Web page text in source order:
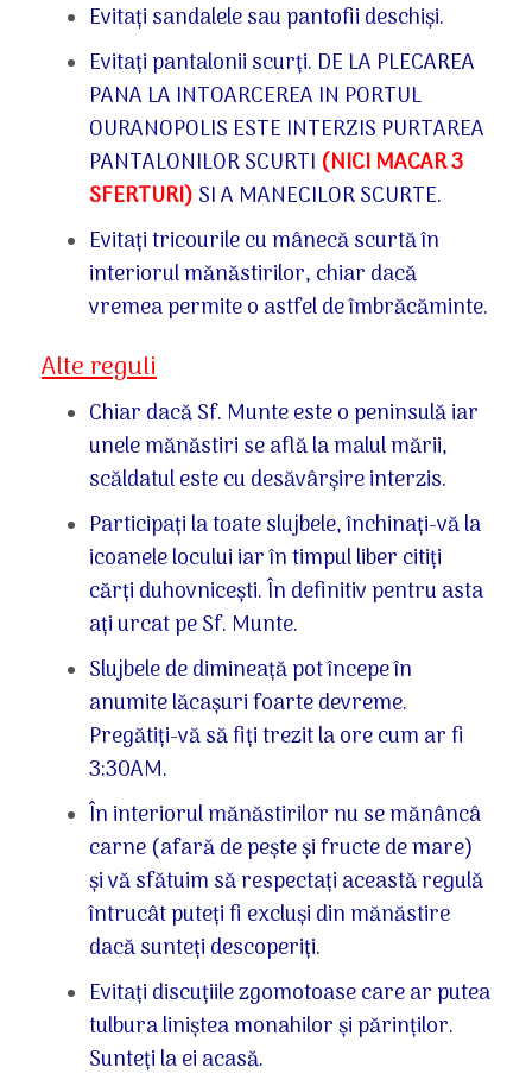
Evitați sandalele sau pantofii deschiși.
Evitați pantalonii scurți. DE LA PLECAREA
PANA LA INTOARCEREA IN PORTUL
OURANOPOLIS ESTE INTERZIS PURTAREA
PANTALONILOR SCURTI (NICI MACAR 3
SFERTURI) SI A MANECILOR SCURTE.
Evitați tricourile cu mânecă scurtă în
interiorul mănăstirilor, chiar dacă
vremea permite o astfel de îmbrăcăminte.
Alte reguli
Chiar dacă Sf. Munte este o peninsulă iar
unele mănăstiri se află la malul mării,
scăldatul este cu desăvârșire interzis.
Participați la toate slujbele, închinați-vă la
icoanele locului iar în timpul liber citiți
cărți duhovnicești. În definitiv pentru asta
ați urcat pe Sf. Munte.
Slujbele de dimineață pot începe în
anumite lăcașuri foarte devreme.
Pregătiți-vă să fiți trezit la ore cum ar fi
3:30AM.
În interiorul mănăstirilor nu se mănâncâ
carne (afară de pește și fructe de mare)
și vă sfătuim să respectați această regulă
întrucât puteți fi excluși din mănăstire
dacă sunteți descoperiți.
Evitați discuțiile zgomotoase care ar putea
tulbura liniștea monahilor și părinților.
Sunteți la ei acasă.